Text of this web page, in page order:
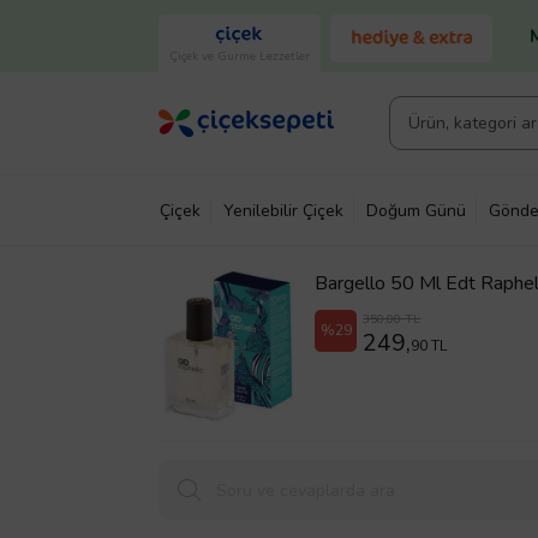
Çiçek ve Gurme Lezzetler
Çiçek Yenilebilir Çiçek Doğum Günü
Bargello 50 Ml Edt
%29
350,00 TL
249,90 TL